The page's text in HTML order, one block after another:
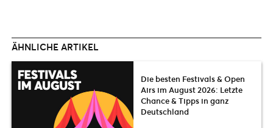
ÄHNLICHE ARTIKEL
Die besten Festivals & Open
Airs im August 2026: Letzte
Chance & Tipps in ganz
Deutschland